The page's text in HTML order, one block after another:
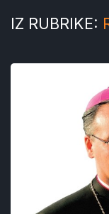
IZ RUBRIKE: